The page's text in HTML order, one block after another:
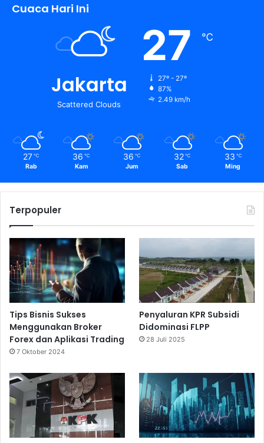
Cuaca Hari Ini
Jakarta
Scattered Clouds
27 ℃
27º - 27º
87%
2.49 km/h
27 ℃
Rab
36 ℃
Kam
36 ℃
Jum
32 ℃
Sab
33 ℃
Ming
Terpopuler
Tips Bisnis Sukses
Menggunakan Broker
Forex dan Aplikasi Trading
7 Oktober 2024
Penyaluran KPR Subsidi
Didominasi FLPP
28 Juli 2025